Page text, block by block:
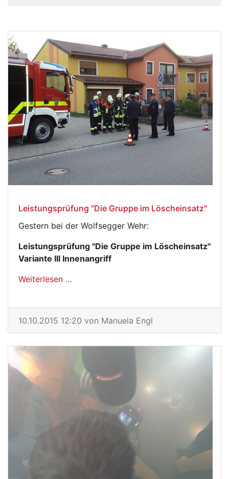
Leistungsprüfung "Die Gruppe im Löscheinsatz"
Gestern bei der Wolfsegger Wehr:
Leistungsprüfung "Die Gruppe im Löscheinsatz"
Variante III Innenangriff
Weiterlesen …
10.10.2015 12:20 von Manuela Engl